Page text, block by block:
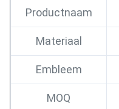
Productnaam
Materiaal
Embleem
MOQ